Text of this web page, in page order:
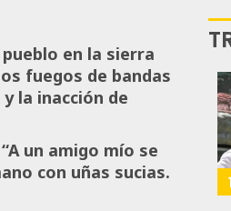
en la sierra
fuegos de bandas
la inacción de
un amigo mío se
con uñas sucias.